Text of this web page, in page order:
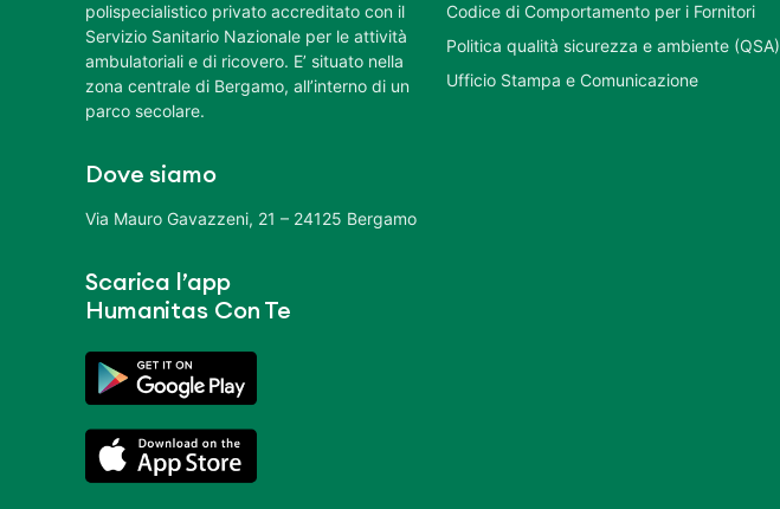
polispecialistico privato accreditato con il
Servizio Sanitario Nazionale per le attività
ambulatoriali e di ricovero. E’ situato nella
zona centrale di Bergamo, all’interno di un
parco secolare.
Dove siamo
Via Mauro Gavazzeni, 21 – 24125 Bergamo
Scarica l’app
Humanitas Con Te
Codice di Comportamento per i Fornitori
Politica qualità sicurezza e ambiente (QSA)
Ufficio Stampa e Comunicazione